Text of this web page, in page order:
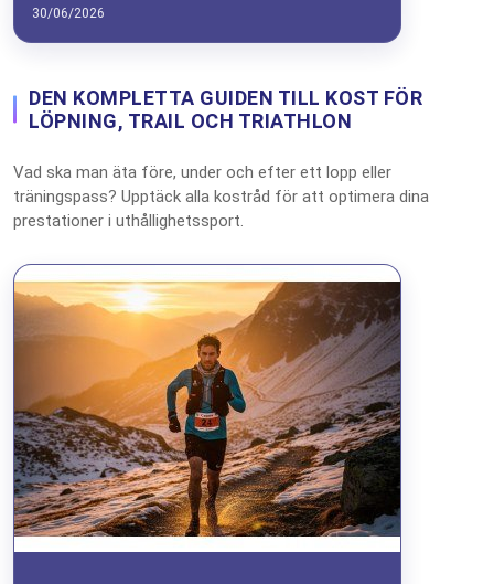
30/06/2026
DEN KOMPLETTA GUIDEN TILL KOST FÖR
LÖPNING, TRAIL OCH TRIATHLON
Vad ska man äta före, under och efter ett lopp eller
träningspass? Upptäck alla kostråd för att optimera dina
prestationer i uthållighetssport.